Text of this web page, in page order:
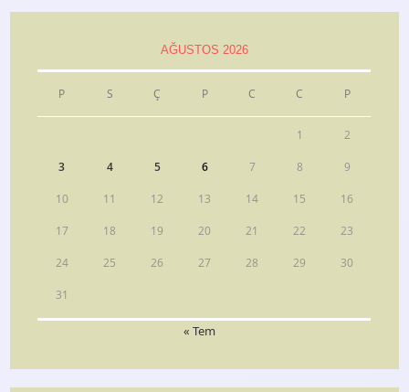
AĞUSTOS 2026
P S Ç P C C P
1 2
3 4 5 6 7 8 9
10 11 12 13 14 15 16
17 18 19 20 21 22 23
24 25 26 27 28 29 30
31
« Tem